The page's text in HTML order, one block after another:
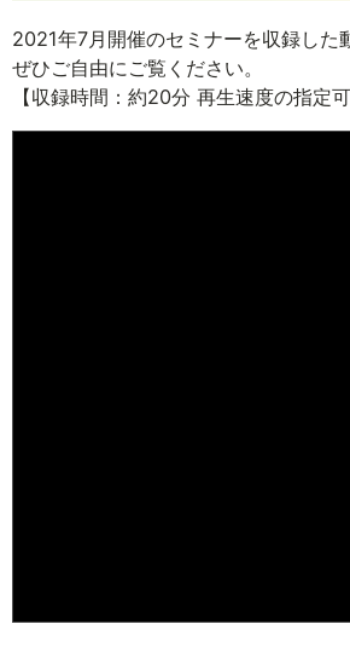
2021年7月開催のセミナーを収録した
ぜひご自由にご覧ください。
【収録時間：約20分 再生速度の指定可